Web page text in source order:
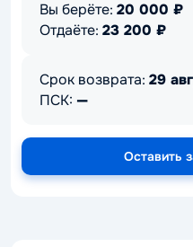
Вы берёте: 20 000 ₽
Отдаёте: 23 200 ₽
Срок возврата: 29
ПСК: —
Оставить